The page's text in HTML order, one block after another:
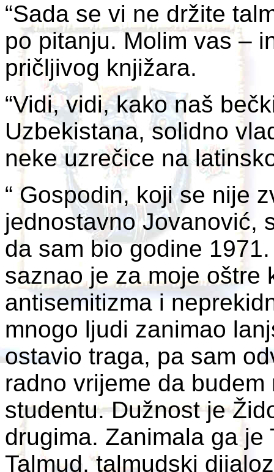
“Sada se vi ne držite
po pitanju. Molim vas –
pričljivog knjižara.
“Vidi, vidi, kako naš
Uzbekistana, solidno
neke uzrečice na
“ Gospodin, koji se nije
jednostavno Jovanović,
da sam bio godine
saznao je za moje oštre
antisemitizma i
mnogo ljudi zanimao
ostavio traga, pa sam
radno vrijeme da
studentu. Dužnost je
drugima. Zanimala ga je
Talmud, talmudski